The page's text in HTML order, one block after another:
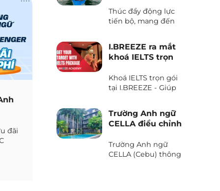
đãi
Island Day”
Thúc đẩy động lực
tiến bộ, mang đến
văn hoá và tận hưởng
thiên nhiên tươi đẹp
của biển trời Cebu
Island Day” do trường
Anh ngữ B’Cebu
sẵn sàng chưa?
I.BREEZE ra mắt
khoá IELTS trọn
Khoá IELTS trọn gói
tại I.BREEZE - Giúp
Trường Anh ngữ
CELLA điều chỉnh
học phí 2025
Trường Anh ngữ
CELLA (Cebu) thông